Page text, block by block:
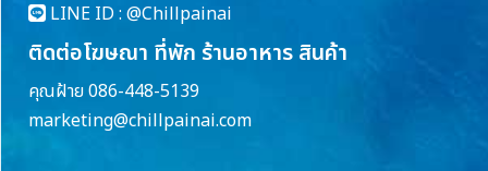
LINE ID : @Chillpainai
ติดต่อโฆษณา ที่พัก ร้านอาหาร สินค้า
คุณฝ้าย 086-448-5139
marketing@chillpainai.com